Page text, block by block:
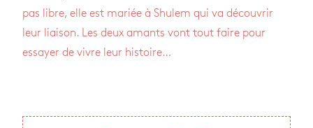
pas libre, elle est mariée à Shulem qui va découvrir
leur liaison. Les deux amants vont tout faire pour
essayer de vivre leur histoire…